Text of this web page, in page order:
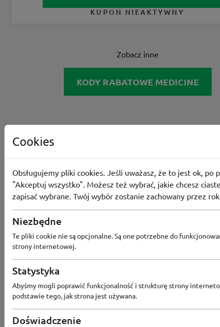
KUPON NIEAKTYWNY
Zobacz inne
KODY RABATOWE MEDICINE
Converse
Odbierz 200 Converse Coins za
Programu Lojalnościowego
Cookies
Obsługujemy pliki cookies. Jeśli uważasz, że to jest ok, po
"Akceptuj wszystko". Możesz też wybrać, jakie chcesz
zapisać wybrane. Twój wybór zostanie zachowany przez
Niezbędne
Te pliki cookie nie są opcjonalne. Są one potrzebne do
strony internetowej.
Statystyka
Abyśmy mogli poprawić funkcjonalność i strukturę strony
podstawie tego, jak strona jest używana.
Doświadczenie